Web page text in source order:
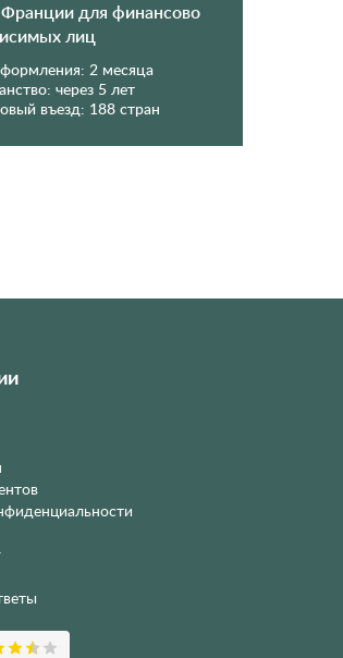
для финансово
лиц
2 месяца
через 5 лет
въезд: 188 стран